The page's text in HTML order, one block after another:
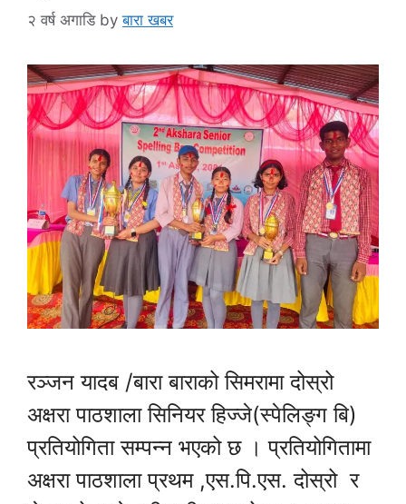
२ वर्ष अगाडि byबारा खबर
रञ्जन यादब /बारा बाराको सिमरामा दोस्रो
अक्षरा पाठशाला सिनियर हिज्जे(स्पेलिङ्ग बि)
प्रतियोगिता सम्पन्न भएको छ । प्रतियोगितामा
अक्षरा पाठशाला प्रथम ,एस.पि.एस. दोस्रो र